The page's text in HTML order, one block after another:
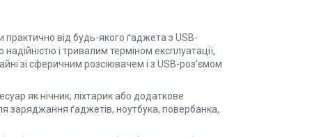
від будь-якого ґаджета з USB-
і тривалим терміном експлуатації,
зі сферичним розсіювачем і з USB-роз'ємом
як нічник, ліхтарик або додаткове
заряджання ґаджетів, ноутбука, повербанка,